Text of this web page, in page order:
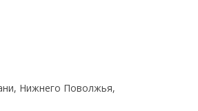
Нижнего Поволжья,